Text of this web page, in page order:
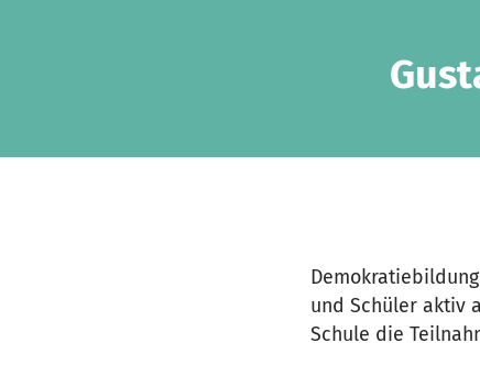
und Schüler aktiv
Schule die